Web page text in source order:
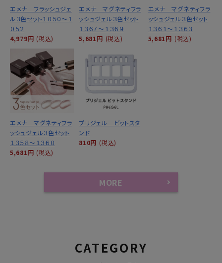
エメナ フラッシュジェ
ル３色セット１０５０～１
０５２
4,979円 (税込)
エメナ マグネティフラ
ッシュジェル３色セット
１３６７～１３６９
5,681円 (税込)
エメナ マグネティフラ
ッシュジェル３色セット
１３６１～１３６３
5,681円 (税込)
エメナ マグネティフラ
ッシュジェル３色セット
１３５８～１３６０
5,681円 (税込)
プリジェル ビットスタ
ンド
810円 (税込)
MORE
CATEGORY